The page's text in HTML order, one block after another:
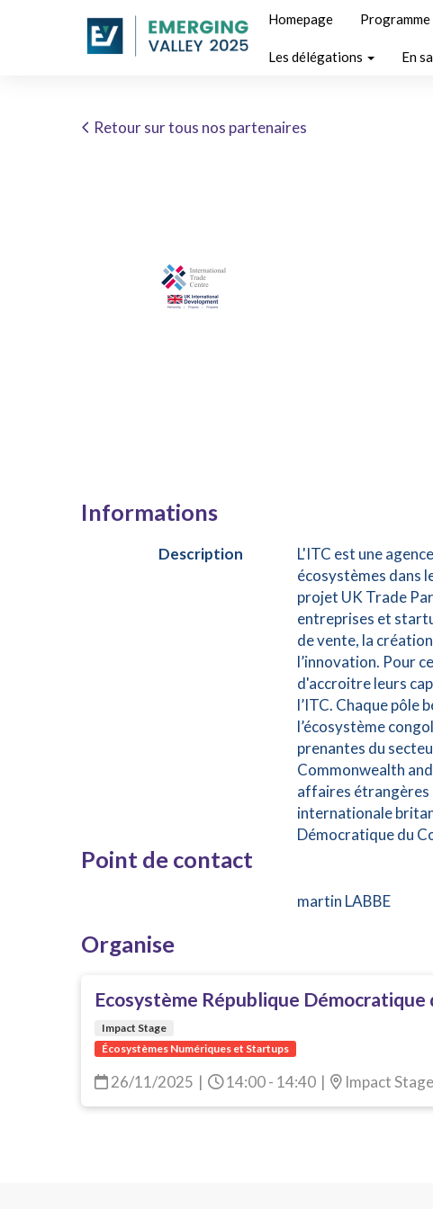
Homepage
Les délégations En
Retour sur tous nos partenaires
Informations
Description
L'ITC est une
écosystèmes dans
projet UK Trade
entreprises et
de vente, la
l’innovation. Pour
d'accroitre leurs
l’ITC. Chaque pôle
l’écosystème
prenantes du
Commonwealth
affaires étrangères
internationale
Démocratique du
Point de contact
martin LABBE
Organise
Ecosystème République Démocratique
Impact Stage
Écosystèmes Numériques et Startups
26/11/2025 | 14:00 - 14:40 | Impact Stage